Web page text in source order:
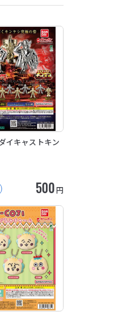
イキャストキン
500円